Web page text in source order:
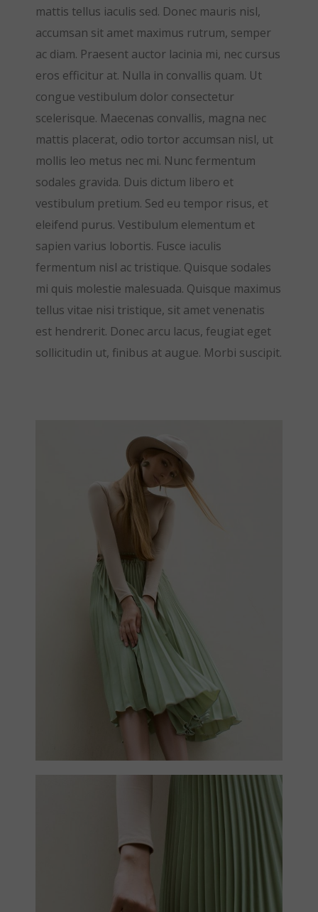
mattis tellus iaculis sed. Donec mauris nisl,
accumsan sit amet maximus rutrum, semper
ac diam. Praesent auctor lacinia mi, nec cursus
eros efficitur at. Nulla in convallis quam. Ut
congue vestibulum dolor consectetur
scelerisque. Maecenas convallis, magna nec
mattis placerat, odio tortor accumsan nisl, ut
mollis leo metus nec mi. Nunc fermentum
sodales gravida. Duis dictum libero et
vestibulum pretium. Sed eu tempor risus, et
eleifend purus. Vestibulum elementum et
sapien varius lobortis. Fusce iaculis
fermentum nisl ac tristique. Quisque sodales
mi quis molestie malesuada. Quisque maximus
tellus vitae nisi tristique, sit amet venenatis
est hendrerit. Donec arcu lacus, feugiat eget
sollicitudin ut, finibus at augue. Morbi suscipit.